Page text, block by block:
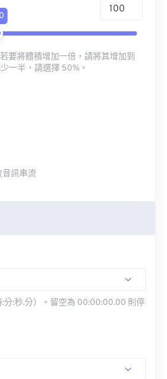
要將體積增加一倍，請將其增加到
一半，請選擇 50%。
訊串流
分:秒.分）。留空為 00:00:00.00 則停